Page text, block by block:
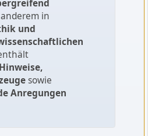
in
und
sowie
Anregungen